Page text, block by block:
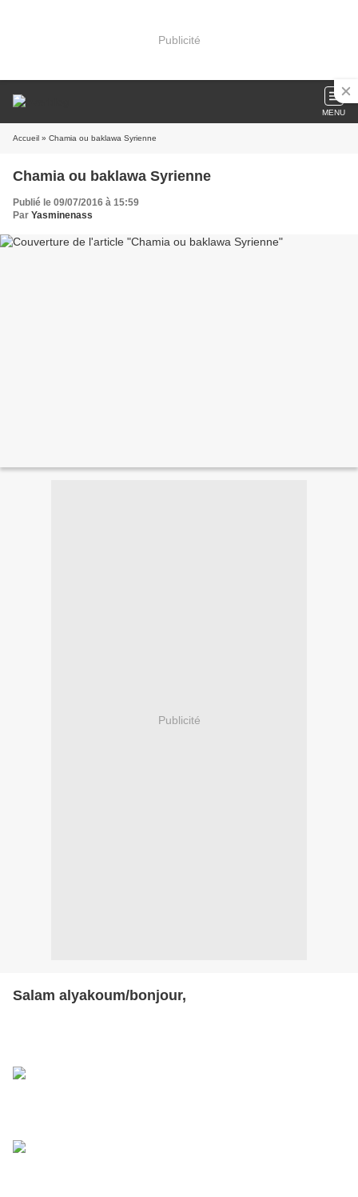
Publicité
MENU
Accueil » Chamia ou baklawa Syrienne
Chamia ou baklawa Syrienne
Publié le 09/07/2016 à 15:59
Par Yasminenass
Publicité
Salam alyakoum/bonjour,